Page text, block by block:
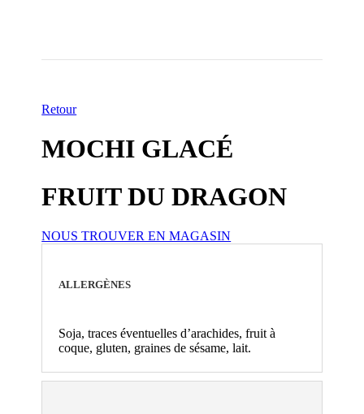
Retour
MOCHI GLACÉ
FRUIT DU DRAGON
NOUS TROUVER EN MAGASIN
ALLERGÈNES
Soja, traces éventuelles d’arachides, fruit à
coque, gluten, graines de sésame, lait.